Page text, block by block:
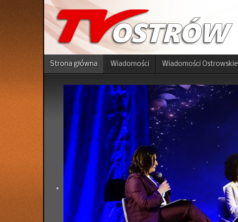
Strona główna Wiadomości Wiadomości Ostrowskie